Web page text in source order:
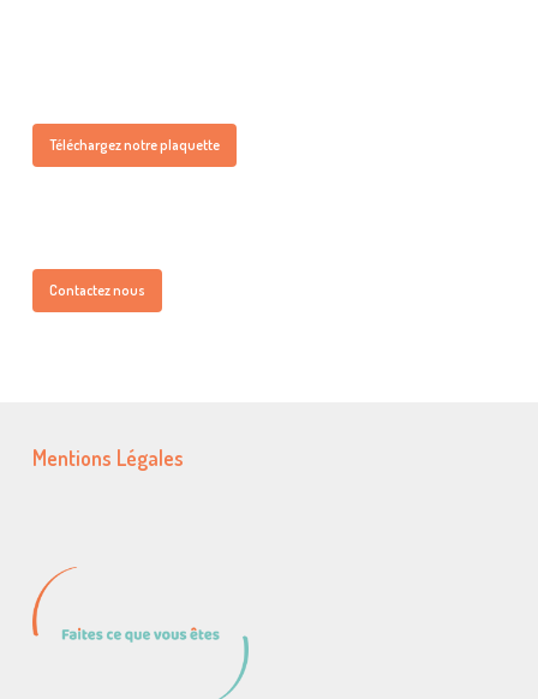
Téléchargez notre plaquette
Contactez nous
Mentions Légales